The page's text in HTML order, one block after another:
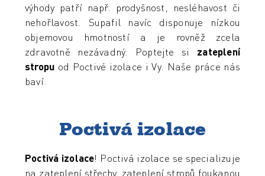
výhody patří např. prodyšnost, nesléhavost či
nehořlavost. Supafil navíc disponuje nízkou
objemovou hmotností a je rovněž zcela
zdravotně nezávadný. Poptejte si zateplení
stropu od Poctivé izolace i Vy. Naše práce nás
baví.
Poctivá izolace
Poctivá izolace! Poctivá izolace se specializuje
na zateplení střechy, zateplení stropů foukanou